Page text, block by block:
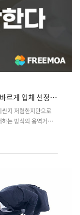
르게 업체 선정하
지 저렴한지만으로
는 방식의 용역거래
을 실행해주는 방식입
악 개발 업체는 3가지
인 용역 서비스 거래
월 단위 비용을 계산
인력수 일반적으로